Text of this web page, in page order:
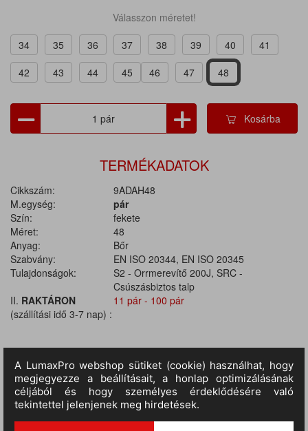
Válasszon méretet!
34
35 36 37 38 39 40
41
42
43 44 45 46 47 48
Kosárba
TERMÉKADATOK
Cikkszám:
9ADAH48
M.egység:
pár
Szín:
fekete
Méret:
48
Anyag:
Bőr
Szabvány:
EN ISO 20344, EN ISO 20345
Tulajdonságok:
S2 - Orrmerevítő 200J, SRC -
Csúszásbiztos talp
II. RAKTÁRON
(szállítási idő 3-7 nap) :
11 pár - 100 pár
TERMÉKINFORMÁCIÓ